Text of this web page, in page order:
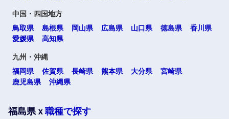
中国・四国地方
鳥取県
島根県 岡山県 広島県 山口県 徳島県
香川県
愛媛県
高知県
九州・沖縄
福岡県
佐賀県 長崎県 熊本県 大分県
宮崎県
鹿児島県
沖縄県
福島県ｘ 職種で探す